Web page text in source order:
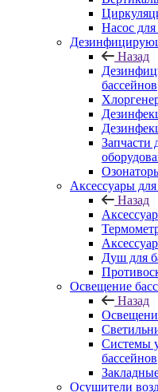
Насос для
Назад
бассейнов
Запчасти
Аксессуары
Назад
Душ для
Освещение
Назад
Системы
бассейнов
Осушители